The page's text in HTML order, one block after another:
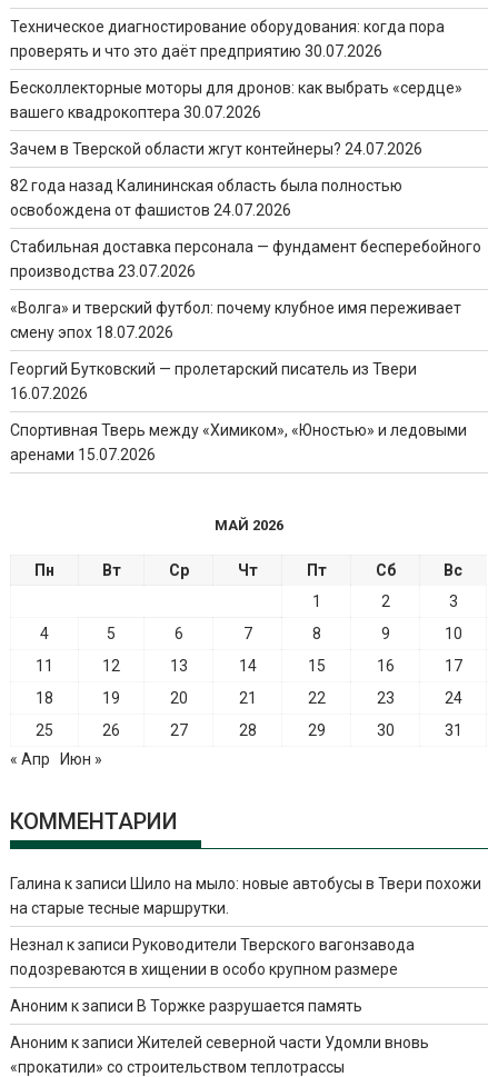
Техническое диагностирование оборудования: когда пора
проверять и что это даёт предприятию 30.07.2026
Бесколлекторные моторы для дронов: как выбрать «сердце»
вашего квадрокоптера 30.07.2026
Зачем в Тверской области жгут контейнеры? 24.07.2026
82 года назад Калининская область была полностью
освобождена от фашистов 24.07.2026
Стабильная доставка персонала — фундамент бесперебойного
производства 23.07.2026
«Волга» и тверский футбол: почему клубное имя переживает
смену эпох 18.07.2026
Георгий Бутковский — пролетарский писатель из Твери
16.07.2026
Спортивная Тверь между «Химиком», «Юностью» и ледовыми
аренами 15.07.2026
МАЙ 2026
Пн Вт Ср Чт Пт Сб
Вс
1
2
3
4
5 6 7 8 9
10
11
12 13 14 15 16
17
18
19 20 21 22 23
24
25
26 27 28 29 30
31
« Апр
Июн »
КОММЕНТАРИИ
Галина к записиШило на мыло: новые автобусы в Твери похожи
на старые тесные маршрутки.
Незнал к записиРуководители Тверского вагонзавода
подозреваются в хищении в особо крупном размере
Аноним к записиВ Торжке разрушается память
Аноним к записиЖителей северной части Удомли вновь
«прокатили» со строительством теплотрассы